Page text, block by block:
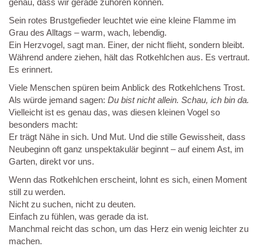
genau, dass wir gerade zuhören können.
Sein rotes Brustgefieder leuchtet wie eine kleine Flamme im
Grau des Alltags – warm, wach, lebendig.
Ein Herzvogel, sagt man. Einer, der nicht flieht, sondern bleibt.
Während andere ziehen, hält das Rotkehlchen aus. Es vertraut.
Es erinnert.
Viele Menschen spüren beim Anblick des Rotkehlchens Trost.
Als würde jemand sagen: Du bist nicht allein. Schau, ich bin da.
Vielleicht ist es genau das, was diesen kleinen Vogel so
besonders macht:
Er trägt Nähe in sich. Und Mut. Und die stille Gewissheit, dass
Neubeginn oft ganz unspektakulär beginnt – auf einem Ast, im
Garten, direkt vor uns.
Wenn das Rotkehlchen erscheint, lohnt es sich, einen Moment
still zu werden.
Nicht zu suchen, nicht zu deuten.
Einfach zu fühlen, was gerade da ist.
Manchmal reicht das schon, um das Herz ein wenig leichter zu
machen.